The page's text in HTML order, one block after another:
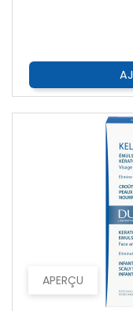
APERÇU